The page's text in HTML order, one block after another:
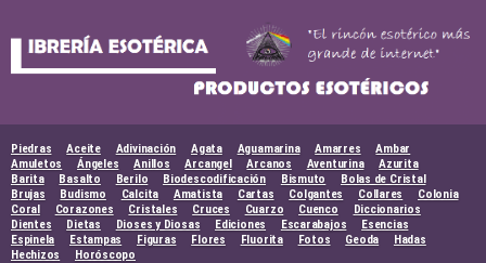
Piedras Aceite Adivinación Agata Aguamarina Amarres
Ambar
Amuletos
Ángeles Anillos Arcangel Arcanos Aventurina
Azurita
Barita
Basalto Berilo Biodescodificación Bismuto
Bolas de Cristal
Brujas
Budismo Calcita Amatista Cartas Colgantes Collares
Colonia
Coral
Corazones Cristales Cruces Cuarzo Cuenco
Diccionarios
Dientes
Dietas Dioses y Diosas Ediciones Escarabajos
Esencias
Espinela
Estampas Figuras Flores Fluorita Fotos Geoda
Hadas
Hechizos
Horóscopo